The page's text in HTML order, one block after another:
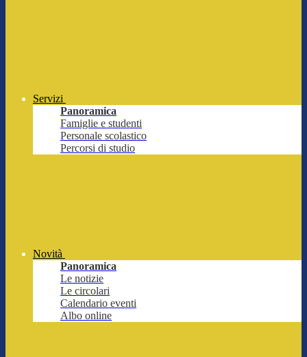
Servizi
Panoramica
Famiglie e studenti
Personale scolastico
Percorsi di studio
Novità
Panoramica
Le notizie
Le circolari
Calendario eventi
Albo online